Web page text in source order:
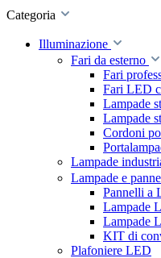
Categoria
Illuminazione
Fari da esterno
Fari
Fari LED
Lampade
Lampade
Cordoni
Lampade
Lampade e
Pannelli a
Lampade
Lampade
KIT di
Plafoniere LED